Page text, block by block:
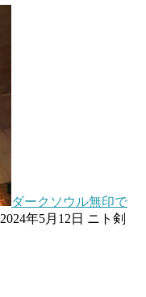
ダークソウル無印で
2024年5月12日 ニト剣